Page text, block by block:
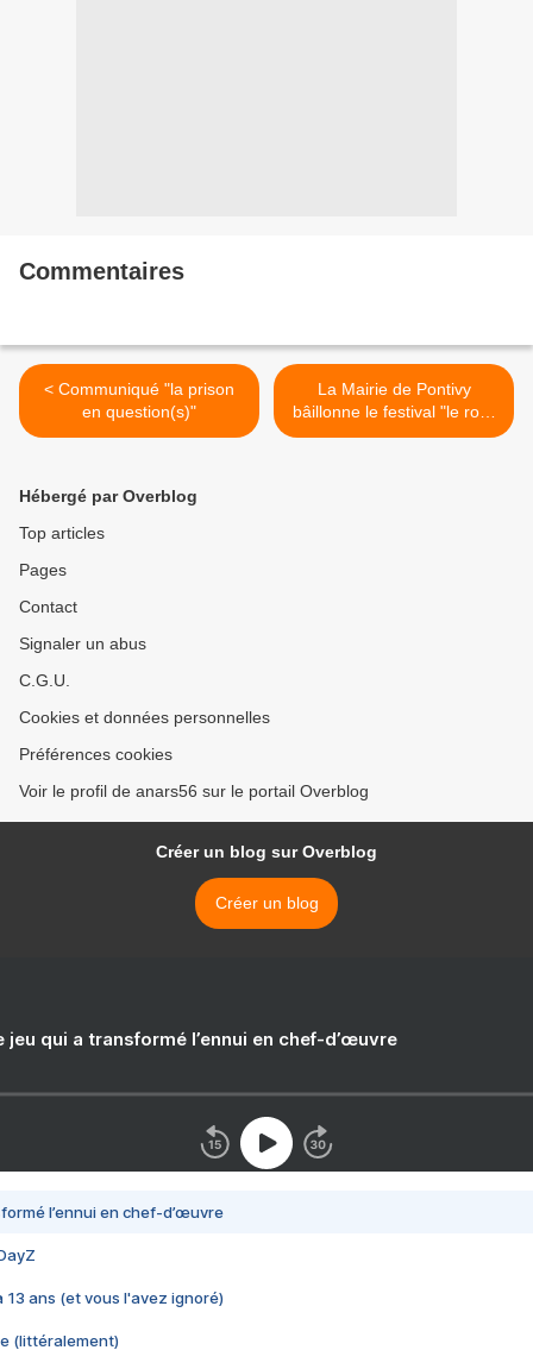
Commentaires
< Communiqué "la prison
en question(s)"
La Mairie de Pontivy
bâillonne le festival "le rock
du bagne" >
Hébergé par Overblog
Top articles
Pages
Contact
Signaler un abus
C.G.U.
Cookies et données personnelles
Préférences cookies
Voir le profil de anars56 sur le portail Overblog
Créer un blog sur Overblog
Créer un blog
jeu qui a transformé l’ennui en chef-d’œuvre
l’ennui en chef-d’œuvre
13 ans (et vous l'avez ignoré)
(littéralement)